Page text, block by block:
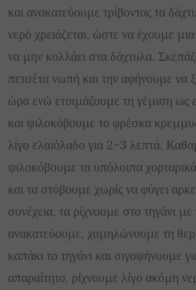
και ανακατεύουμε τρίβοντας τα
νερό χρειάζεται, ώστε να έχουμε
να μην κολλάει στα δάχτυλα.
πετσέτα νωπή και την αφήνουμε να
ώρα ενώ ετοιμάζουμε τη γέμιση ως
και ψιλοκόβουμε το φρέσκα
λίγο ελαιόλαδο για 2-3 λεπτά.
ψιλοκόβουμε τα υπόλοιπα
και τα στύβουμε χωρίς να φύγει
συνέχεια, τα ρίχνουμε στο τηγάνι
ανακατεύουμε, χαμηλώνουμε τη
καπάκι το τηγάνι και σιγοψήνουμε
απαραίτητο, ρίχνουμε λίγο ακόμη